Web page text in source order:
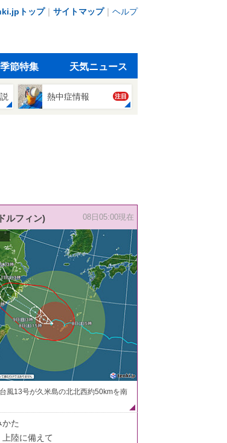
トップ｜ サイトマップ｜ ヘルプ
季節特集 天気ニュース
熱中症情報 注目
ルフィン) 08日05:00現在
風13号が久米島の北北西約50kmを南
た
陸に備えて